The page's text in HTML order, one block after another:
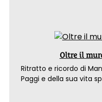
Oltre il
Ritratto e ricordo di
Paggi e della sua vita